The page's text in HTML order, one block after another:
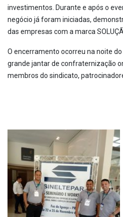
investimentos. Durante e após o
negócio já foram iniciadas,
das empresas com a marca
O encerramento ocorreu na noite
grande jantar de confraternização
membros do sindicato,